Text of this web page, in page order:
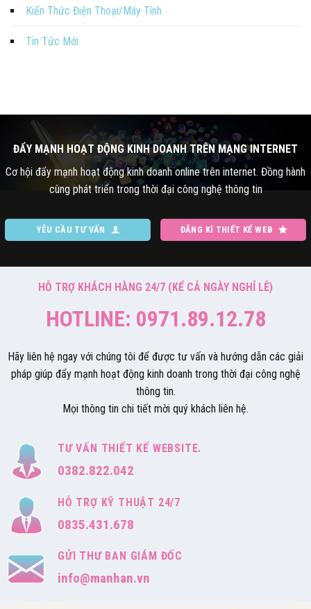
Kiến Thức Điện Thoại/Máy Tính
Tin Tức Mới
ĐẨY MẠNH HOẠT ĐỘNG KINH DOANH TRÊN MẠNG INTERNET
Cơ hội đẩy mạnh hoạt động kinh doanh online trên internet. Đồng hành
cùng phát triển trong thời đại công nghệ thông tin
YÊU CẦU TƯ VẤN ĐĂNG KÍ THIẾT KẾ WEB
HỖ TRỢ KHÁCH HÀNG 24/7 (KỂ CẢ NGÀY NGHỈ LỄ)
HOTLINE: 0971.89.12.78
Hãy liên hệ ngay với chúng tôi để được tư vấn và hướng dẫn các giải
pháp giúp đẩy mạnh hoạt động kinh doanh trong thời đại công nghệ
thông tin.
Mọi thông tin chi tiết mời quý khách liên hệ.
TƯ VẤN THIẾT KẾ WEBSITE.
0382.822.042
HỖ TRỢ KỸ THUẬT 24/7
0835.431.678
GỬI THƯ BAN GIÁM ĐỐC
info@manhan.vn